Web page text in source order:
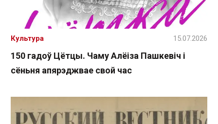
150 гадоў Цётцы. Чаму Алёіза Пашкевіч і
сёньня апярэджвае свой час
Культура 15.07.2026